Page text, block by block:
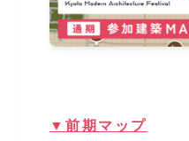
▼前期マップ